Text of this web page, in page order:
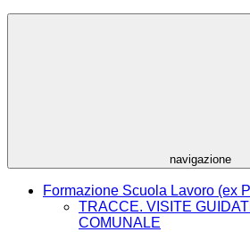
navigazione
Formazione Scuola Lavoro (ex
TRACCE. VISITE
COMUNALE